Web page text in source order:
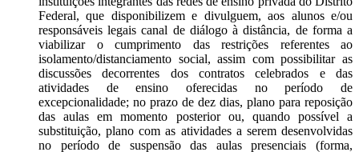
Federal, que disponibilizem e divulguem, aos alunos e/ou
responsáveis legais canal de diálogo à distância, de forma a
viabilizar o cumprimento das restrições referentes ao
isolamento/distanciamento social, assim com possibilitar as
discussões decorrentes dos contratos celebrados e das
atividades de ensino oferecidas no período de
excepcionalidade; no prazo de dez dias, plano para reposição
das aulas em momento posterior ou, quando possível a
substituição, plano com as atividades a serem desenvolvidas
no período de suspensão das aulas presenciais (forma,